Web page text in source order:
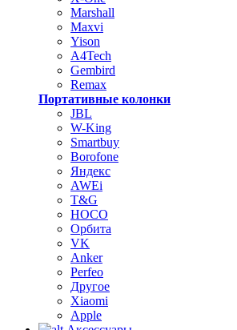
Marshall
Maxvi
Yison
A4Tech
Gembird
Remax
Портативные колонки
JBL
W-King
Smartbuy
Borofone
Яндекс
AWEi
T&G
HOCO
Орбита
VK
Anker
Perfeo
Другое
Xiaomi
Apple